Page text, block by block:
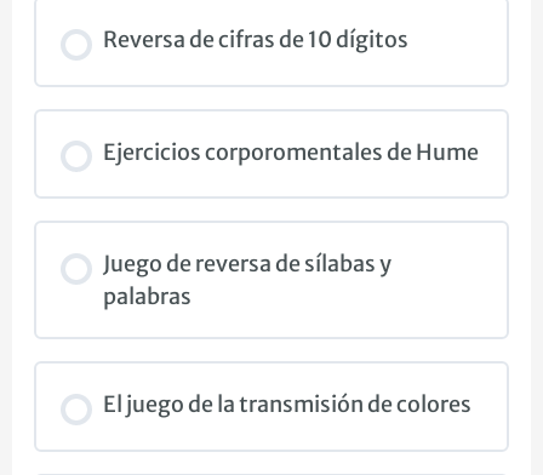
Reversa de cifras de 10 dígitos
Ejercicios corporomentales de Hume
Juego de reversa de sílabas y
palabras
El juego de la transmisión de colores